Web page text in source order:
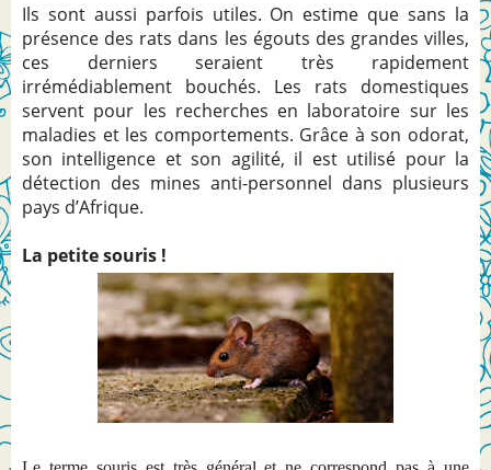
Ils sont aussi parfois utiles. On estime que sans la
présence des rats dans les égouts des grandes villes,
ces derniers seraient très rapidement
irrémédiablement bouchés. Les rats domestiques
servent pour les recherches en laboratoire sur les
maladies et les comportements. Grâce à son odorat,
son intelligence et son agilité, il est utilisé pour la
détection des mines anti-personnel dans plusieurs
pays d’Afrique.
La petite souris !